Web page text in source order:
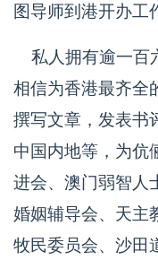
图导师到港开办工
私人拥有逾一百
相信为香港最齐全
撰写文章，发表书
中国内地等，为伉
进会、澳门弱智人
婚姻辅导会、天主
牧民委员会、沙田